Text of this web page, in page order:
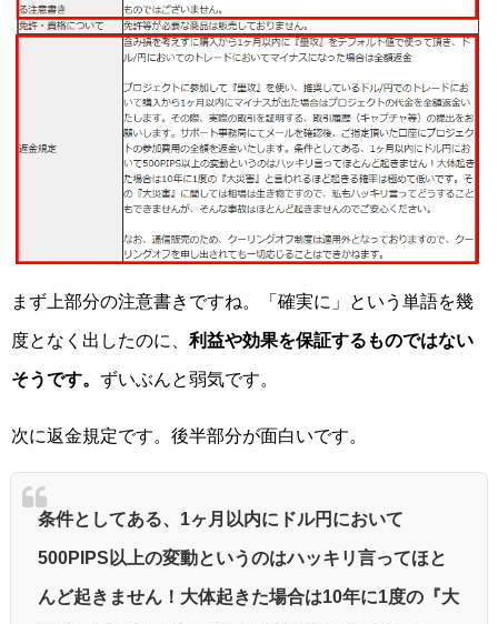
まず上部分の注意書きですね。「確実に」という単語を幾
度となく出したのに、 利益や効果を保証するものではない
そうです。 ずいぶんと弱気です。
次に返金規定です。後半部分が面白いです。
条件としてある、1ヶ月以内にドル円において
500PIPS以上の変動というのはハッキリ言ってほと
んど起きません！大体起きた場合は10年に1度の『大